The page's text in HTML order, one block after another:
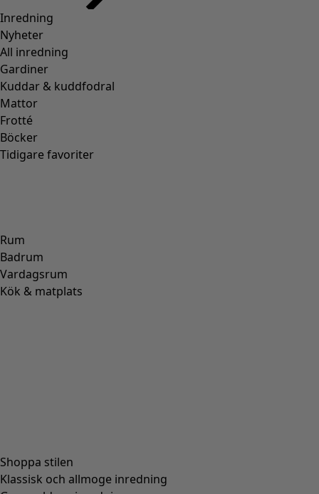
Inredning
Nyheter
All inredning
Gardiner
Kuddar & kuddfodral
Mattor
Frotté
Böcker
Tidigare favoriter
Rum
Badrum
Vardagsrum
Kök & matplats
Shoppa stilen
Klassisk och allmoge inredning